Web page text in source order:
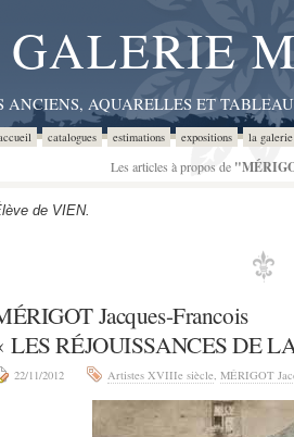
GALERIE
ANCIENS, AQUARELLES ET
catalogues estimations expositions la galerie
Les articles à propos de
de VIEN.
Jacques-Francois
LES RÉJOUISSANCES DE
22/11/2012 Artistes XVIIIe siècle, MÉRIGOT